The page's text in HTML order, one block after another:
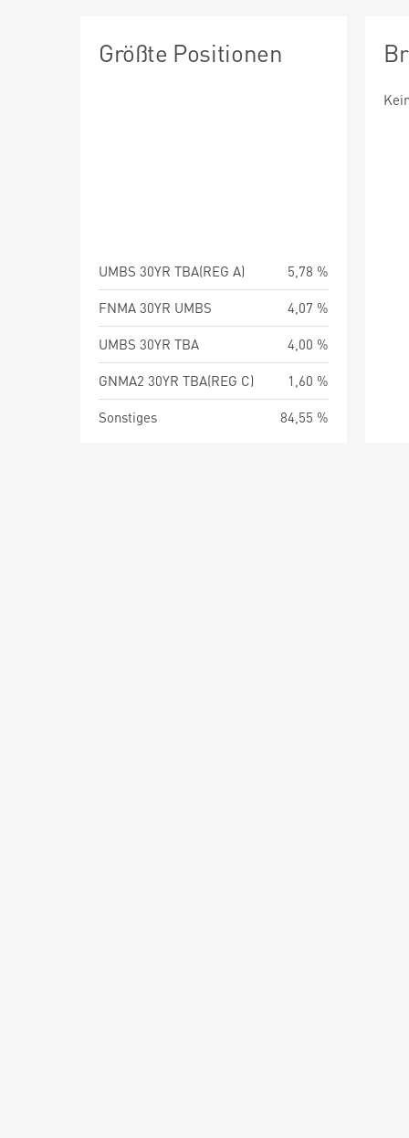
Größte Positionen
UMBS 30YR TBA(REG A)
5,78 %
FNMA 30YR UMBS
4,07 %
UMBS 30YR TBA
4,00 %
GNMA2 30YR TBA(REG C)
1,60 %
Sonstiges
84,55 %